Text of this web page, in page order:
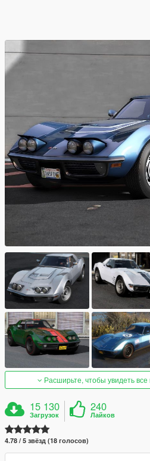
Расширьте, чтобы увидеть
15 130
Загрузок
240
Лайков
4.78 / 5 звёзд (18 голосов)